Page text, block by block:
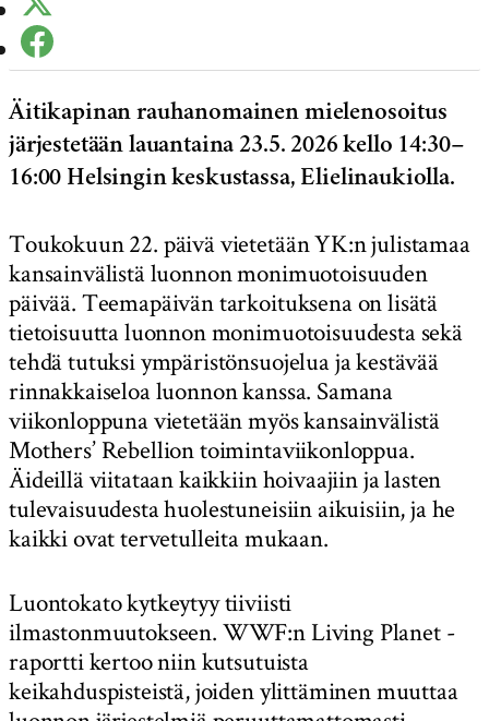
Äitikapinan rauhanomainen mielenosoitus
järjestetään lauantaina 23.5. 2026 kello 14:30–
16:00 Helsingin keskustassa, Elielinaukiolla.
Toukokuun 22. päivä vietetään YK:n julistamaa
kansainvälistä luonnon monimuotoisuuden
päivää. Teemapäivän tarkoituksena on lisätä
tietoisuutta luonnon monimuotoisuudesta sekä
tehdä tutuksi ympäristönsuojelua ja kestävää
rinnakkaiseloa luonnon kanssa. Samana
viikonloppuna vietetään myös kansainvälistä
Mothers’ Rebellion toimintaviikonloppua.
Äideillä viitataan kaikkiin hoivaajiin ja lasten
tulevaisuudesta huolestuneisiin aikuisiin, ja he
kaikki ovat tervetulleita mukaan.
Luontokato kytkeytyy tiiviisti
ilmastonmuutokseen. WWF:n Living Planet -
raportti kertoo niin kutsutuista
keikahduspisteistä, joiden ylittäminen muuttaa